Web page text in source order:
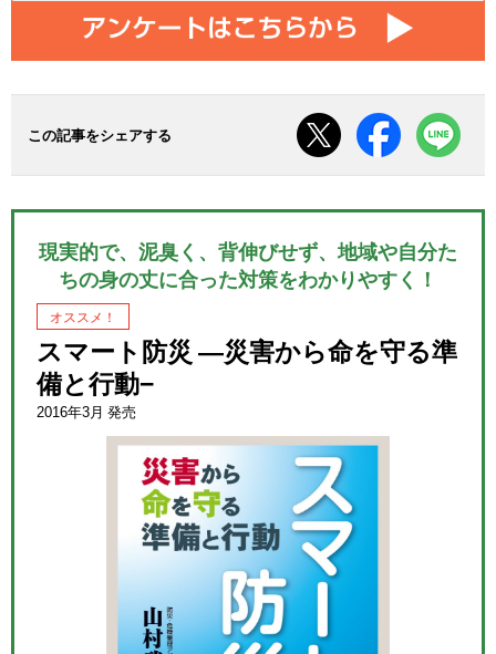
この記事をシェアする
現実的で、泥臭く、背伸びせず、地域や自分た
ちの身の丈に合った対策をわかりやすく！
オススメ！
スマート防災 ―災害から命を守る準
備と行動−
2016年3月 発売